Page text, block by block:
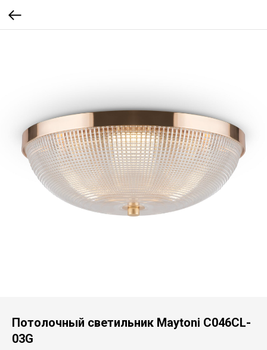
Потолочный светильник Maytoni C046CL-
03G